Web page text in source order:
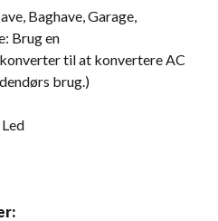
Baghave, Garage,
Brug en
til at konvertere AC
brug.)